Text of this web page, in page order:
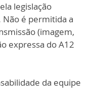
legislação
é permitida a
(imagem,
expressa do A12
da equipe